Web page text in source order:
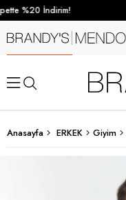
%20 İndirim!
Anasayfa ERKEK Giyim